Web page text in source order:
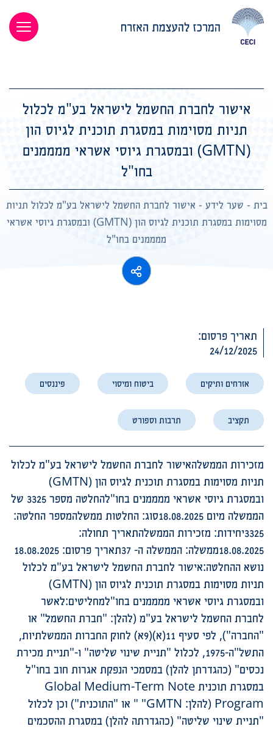
אישור לחברת החשמל לישראל בע"מ לכלול
תניות מסוימות במסגרת תוכנית לגיוס הון
(GMTN) ובמסגרת גיוסי אשראי ממממנים
בחו"ל
בית - שער לידע - אישור לחברת החשמל לישראל בע"מ לכלול תניות
מסוימות במסגרת תוכנית לגיוס הון (GMTN) ובמסגרת גיוסי אשראי
ממממנים בחו"ל
תאריך פרסום:
24/12/2025
אזרחים ותיקים ביטוח ומיסוי פיננסים
תקציב תרבות וספורט
מזכירות הממשלהאישור לחברת החשמל לישראל בע"מ לכלול
תניות מסוימות במסגרת תוכנית לגיוס הון (GMTN)
ובמסגרת גיוסי אשראי ממממנים בחו"להחלטה מספר 3325 של
הממשלה מיום 18.08.2025סוג: החלטות ממשלהמספר החלטה:
3325יחידות: מזכירות הממשלהתאריך תחולה:
18.08.2025ממשלה: הממשלה ה- 37תאריך פרסום: 18.08.2025
נושא ההחלטה:אישור לחברת החשמל לישראל בע"מ לכלול
תניות מסוימות במסגרת תוכנית לגיוס הון (GMTN)
ובמסגרת גיוסי אשראי ממממנים בחו"למחליטים:לאשר
לחברת החשמל לישראל בע"מ (להלן: "חברת החשמל" או
"החברה"), לפי סעיף 11(א)(9א) לחוק החברות הממשלתיות,
התשל"ה-1975, לכלול "תניית שינוי שליטה" ו-"תניית מכירת
נכסים" (כהגדרתן להלן) במסמכי הנפקת אגרות חוב בחו"ל
במסגרת תוכנית Global Medium-Term Note
Program (להלן: GMTN" " או "התוכנית") וכן לכלול
"תניית שינוי שליטה" (כהגדרתה להלן) במסגרת ההסכמים